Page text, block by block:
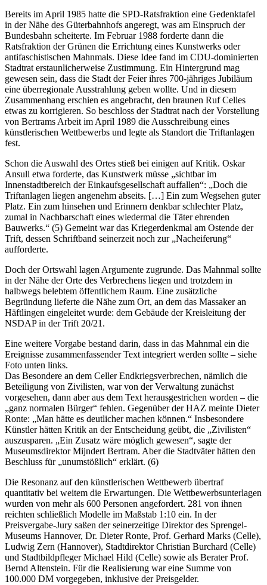
Bereits im April 1985 hatte die SPD-Ratsfraktion eine Gedenktafel
in der Nähe des Güterbahnhofs angeregt, was am Einspruch der
Bundesbahn scheiterte. Im Februar 1988 forderte dann die
Ratsfraktion der Grünen die Errichtung eines Kunstwerks oder
antifaschistischen Mahnmals. Diese Idee fand im CDU-dominierten
Stadtrat erstaunlicherweise Zustimmung. Ein Hintergrund mag
gewesen sein, dass die Stadt der Feier ihres 700-jähriges Jubiläum
eine überregionale Ausstrahlung geben wollte. Und in diesem
Zusammenhang erschien es angebracht, den braunen Ruf Celles
etwas zu korrigieren. So beschloss der Stadtrat nach der Vorstellung
von Bertrams Arbeit im April 1989 die Ausschreibung eines
künstlerischen Wettbewerbs und legte als Standort die Triftanlagen
fest.
Schon die Auswahl des Ortes stieß bei einigen auf Kritik. Oskar
Ansull etwa forderte, das Kunstwerk müsse „sichtbar im
Innenstadtbereich der Einkaufsgesellschaft auffallen“: „Doch die
Triftanlagen liegen angenehm abseits. […] Ein zum Wegsehen guter
Platz. Ein zum hinsehen und Erinnern denkbar schlechter Platz,
zumal in Nachbarschaft eines wiedermal die Täter ehrenden
Bauwerks.“ (5) Gemeint war das Kriegerdenkmal am Ostende der
Trift, dessen Schriftband seinerzeit noch zur „Nacheiferung“
aufforderte.
Doch der Ortswahl lagen Argumente zugrunde. Das Mahnmal sollte
in der Nähe der Orte des Verbrechens liegen und trotzdem in
halbwegs belebtem öffentlichem Raum. Eine zusätzliche
Begründung lieferte die Nähe zum Ort, an dem das Massaker an
Häftlingen eingeleitet wurde: dem Gebäude der Kreisleitung der
NSDAP in der Trift 20/21.
Eine weitere Vorgabe bestand darin, dass in das Mahnmal ein die
Ereignisse zusammenfassender Text integriert werden sollte – siehe
Foto unten links.
Das Besondere an dem Celler Endkriegsverbrechen, nämlich die
Beteiligung von Zivilisten, war von der Verwaltung zunächst
vorgesehen, dann aber aus dem Text herausgestrichen worden – die
„ganz normalen Bürger“ fehlen. Gegenüber der HAZ meinte Dieter
Ronte: „Man hätte es deutlicher machen können.“ Insbesondere
Künstler hätten Kritik an der Entscheidung geübt, die „Zivilisten“
auszusparen. „Ein Zusatz wäre möglich gewesen“, sagte der
Museumsdirektor Mijndert Bertram. Aber die Stadtväter hätten den
Beschluss für „unumstößlich“ erklärt. (6)
Die Resonanz auf den künstlerischen Wettbewerb übertraf
quantitativ bei weitem die Erwartungen. Die Wettbewerbsunterlagen
wurden von mehr als 600 Personen angefordert. 281 von ihnen
reichten schließlich Modelle im Maßstab 1:10 ein. In der
Preisvergabe-Jury saßen der seinerzeitige Direktor des Sprengel-
Museums Hannover, Dr. Dieter Ronte, Prof. Gerhard Marks (Celle),
Ludwig Zern (Hannover), Stadtdirektor Christian Burchard (Celle)
und Stadtbildpfleger Michael Hild (Celle) sowie als Berater Prof.
Bernd Altenstein. Für die Realisierung war eine Summe von
100.000 DM vorgegeben, inklusive der Preisgelder.